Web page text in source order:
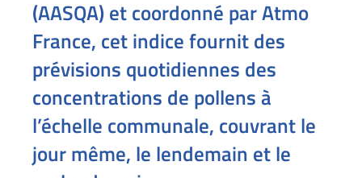
(AASQA) et coordonné par Atmo
France, cet indice fournit des
prévisions quotidiennes des
concentrations de pollens à
l’échelle communale, couvrant le
jour même, le lendemain et le